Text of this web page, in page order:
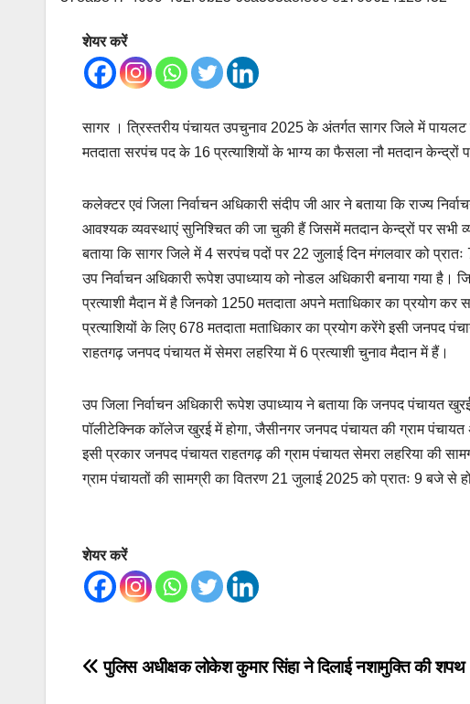
शेयर करें
सागर । त्रिस्तरीय पंचायत उपचुनाव 2025 के अंतर्गत सागर जिले में
मतदाता सरपंच पद के 16 प्रत्याशियों के भाग्य का फैसला नौ मतदान केन्द्रों
कलेक्टर एवं जिला निर्वाचन अधिकारी संदीप जी आर ने बताया कि राज्य
आवश्यक व्यवस्थाएं सुनिश्चित की जा चुकी हैं जिसमें मतदान केन्द्रों पर सभी
बताया कि सागर जिले में 4 सरपंच पदों पर 22 जुलाई दिन मंगलवार को
उप निर्वाचन अधिकारी रूपेश उपाध्याय को नोडल अधिकारी बनाया गया
प्रत्याशी मैदान में है जिनको 1250 मतदाता अपने मताधिकार का प्रयोग
प्रत्याशियों के लिए 678 मतदाता मताधिकार का प्रयोग करेंगे इसी जनपद
राहतगढ़ जनपद पंचायत में सेमरा लहरिया में 6 प्रत्याशी चुनाव मैदान में हैं।
उप जिला निर्वाचन अधिकारी रूपेश उपाध्याय ने बताया कि जनपद पंचायत
पॉलीटेक्निक कॉलेज खुरई में होगा, जैसीनगर जनपद पंचायत की ग्राम पंचायत
इसी प्रकार जनपद पंचायत राहतगढ़ की ग्राम पंचायत सेमरा लहरिया की
ग्राम पंचायतों की सामग्री का वितरण 21 जुलाई 2025 को प्रातः 9 बजे से
शेयर करें
Post
पुलिस अधीक्षक लोकेश कुमार सिंहा ने दिलाई नशामुक्ति की शपथ